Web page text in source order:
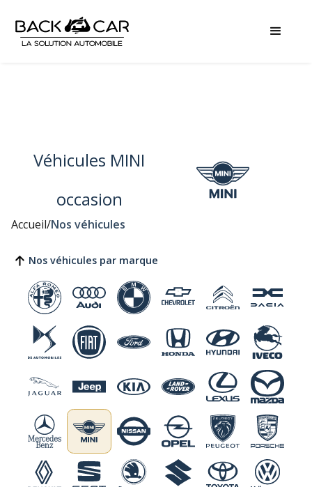
Véhicules MINI
occasion
Accueil/Nos véhicules
Nos véhicules par marque